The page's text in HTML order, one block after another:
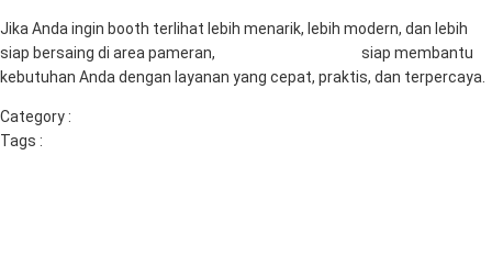
Jika Anda ingin booth terlihat lebih menarik, lebih modern, dan lebih
siap bersaing di area pameran,
siap membantu
kebutuhan Anda dengan layanan yang cepat, praktis, dan terpercaya.
Category :
Tags :